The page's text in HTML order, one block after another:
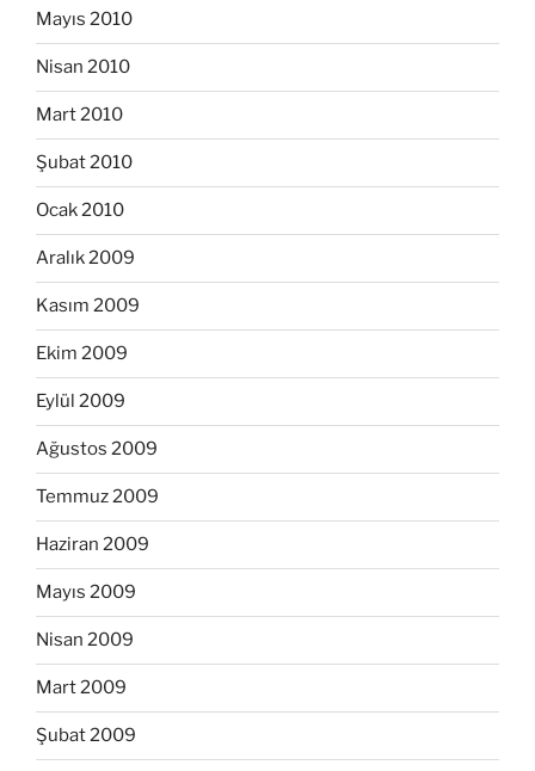
Mayıs 2010
Nisan 2010
Mart 2010
Şubat 2010
Ocak 2010
Aralık 2009
Kasım 2009
Ekim 2009
Eylül 2009
Ağustos 2009
Temmuz 2009
Haziran 2009
Mayıs 2009
Nisan 2009
Mart 2009
Şubat 2009